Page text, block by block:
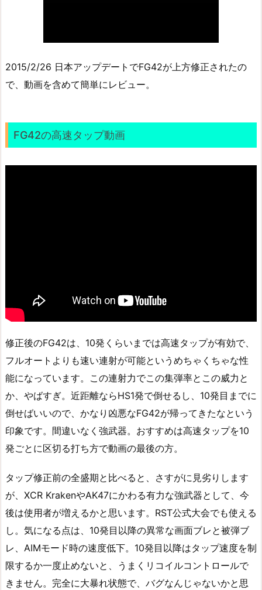
2015/2/26 日本アップデートでFG42が上方修正されたの
で、動画を含めて簡単にレビュー。
FG42の高速タップ動画
修正後のFG42は、10発くらいまでは高速タップが有効で、
フルオートよりも速い連射が可能というめちゃくちゃな性
能になっています。この連射力でこの集弾率とこの威力と
か、やばすぎ。近距離ならHS1発で倒せるし、10発目までに
倒せばいいので、かなり凶悪なFG42が帰ってきたなという
印象です。間違いなく強武器。おすすめは高速タップを10
発ごとに区切る打ち方で動画の最後の方。
タップ修正前の全盛期と比べると、さすがに見劣りします
が、XCR KrakenやAK47にかわる有力な強武器として、今
後は使用者が増えるかと思います。RST公式大会でも使える
し。気になる点は、10発目以降の異常な画面ブレと被弾ブ
レ、AIMモード時の速度低下。10発目以降はタップ速度を制
限するか一度止めないと、うまくリコイルコントロールで
きません。完全に大暴れ状態で、バグなんじゃないかと思